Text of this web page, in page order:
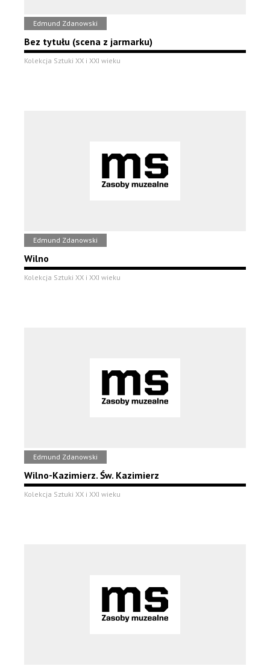
Edmund Zdanowski
Bez tytułu (scena z jarmarku)
Kolekcja Sztuki XX i XXI wieku
Edmund Zdanowski
Wilno
Kolekcja Sztuki XX i XXI wieku
Edmund Zdanowski
Wilno-Kazimierz. Św. Kazimierz
Kolekcja Sztuki XX i XXI wieku